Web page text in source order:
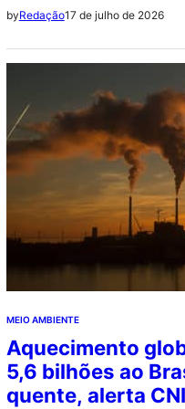
byRedação17 de julho de 2026
MEIO AMBIENTE
Aquecimento
5,6 bilhões ao
quente, alerta CNI